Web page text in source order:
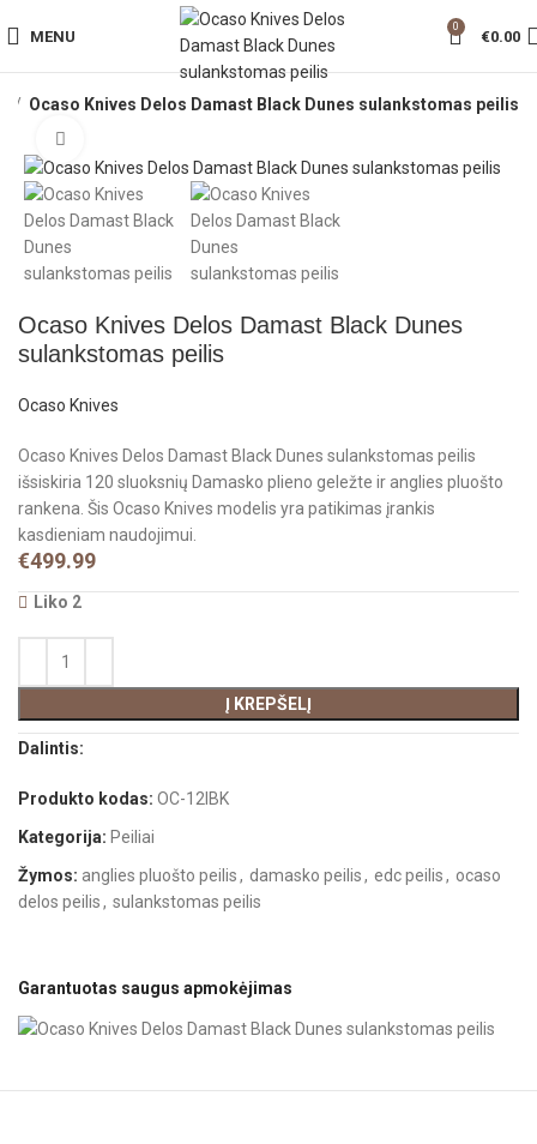
MENU
0
€0.00
Ocaso Knives Delos Damast Black Dunes sulankstomas peilis
Ocaso Knives Delos Damast Black Dunes
sulankstomas peilis
Ocaso Knives
Ocaso Knives Delos Damast Black Dunes sulankstomas peilis
išsiskiria 120 sluoksnių Damasko plieno geležte ir anglies pluošto
rankena. Šis Ocaso Knives modelis yra patikimas įrankis
kasdieniam naudojimui.
€499.99
Liko 2
Į KREPŠELĮ
Dalintis:
Produkto kodas:OC-12IBK
Kategorija: Peiliai
Žymos: anglies pluošto peilis, damasko peilis, edc peilis, ocaso
delos peilis, sulankstomas peilis
Garantuotas saugus apmokėjimas